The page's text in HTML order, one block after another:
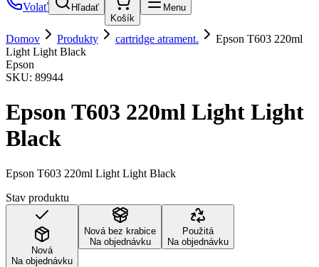
Volať
Hľadať
Košík
Menu
Domov Produkty cartridge atrament.
Epson T603 220ml
Light Light Black
Epson
SKU: 89944
Epson T603 220ml Light Light
Black
Epson T603 220ml Light Light Black
Stav produktu
Nová
Na objednávku
Nová bez krabice
Na objednávku
Použitá
Na objednávku